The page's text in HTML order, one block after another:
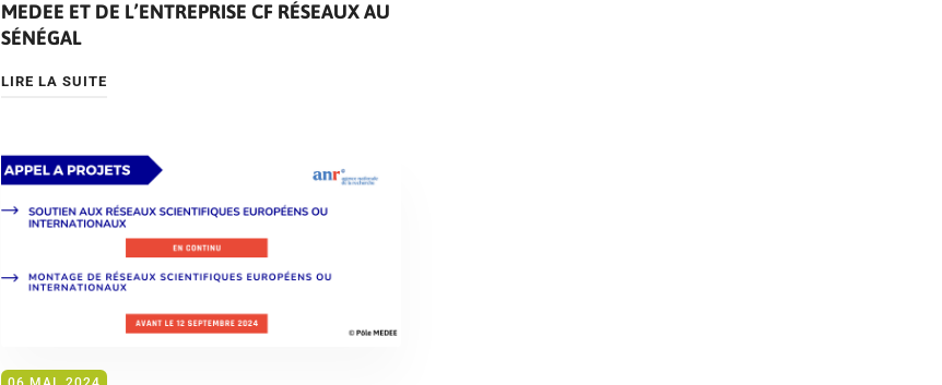
MEDEE ET DE L’ENTREPRISE CF RÉSEAUX AU
SÉNÉGAL
LIRE LA SUITE